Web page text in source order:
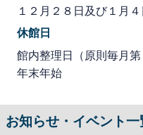
１２月２８日及び１月
休館日
館内整理日（原則毎月第
年末年始
お知らせ・イベント一